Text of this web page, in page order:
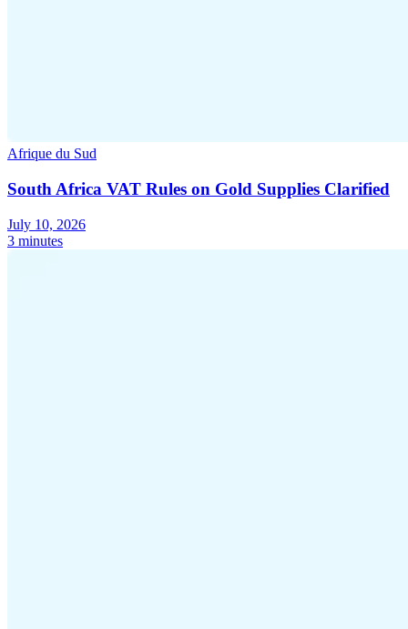
Afrique du Sud
South Africa VAT Rules on Gold Supplies Clarified
July 10, 2026
3 minutes